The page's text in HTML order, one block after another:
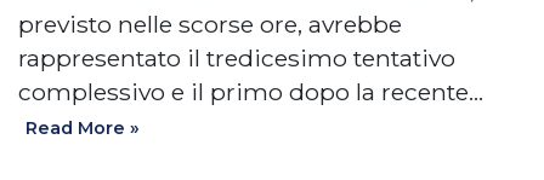
previsto nelle scorse ore, avrebbe
rappresentato il tredicesimo tentativo
complessivo e il primo dopo la recente…
Read More »